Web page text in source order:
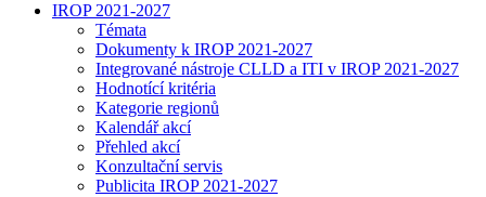
IROP 2021-2027
Témata
Dokumenty k IROP 2021-2027
Integrované nástroje CLLD a ITI v IROP 2021-2027
Hodnotící kritéria
Kategorie regionů
Kalendář akcí
Přehled akcí
Konzultační servis
Publicita IROP 2021-2027